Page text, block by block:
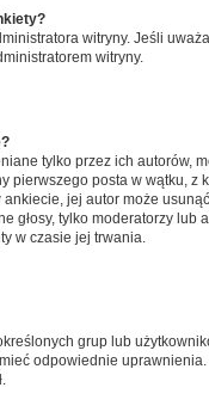
witryny. Jeśli
witryny.
tylko przez ich autorów,
pierwszego posta w wątku, z
ankiecie, jej autor może
głosy, tylko moderatorzy lub
w czasie jej trwania.
grup lub
odpowiednie